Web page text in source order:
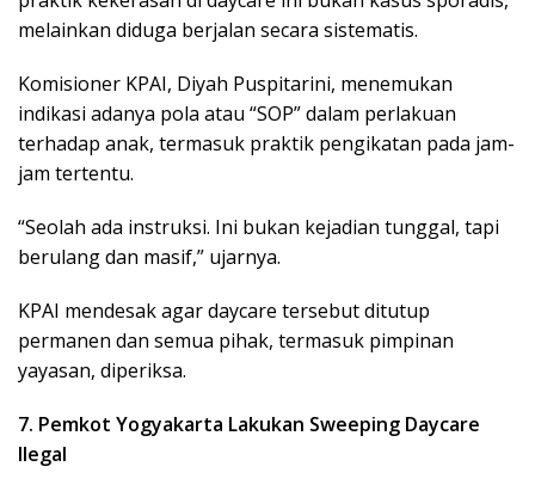
melainkan diduga berjalan secara sistematis.
Komisioner KPAI, Diyah Puspitarini, menemukan
indikasi adanya pola atau “SOP” dalam perlakuan
terhadap anak, termasuk praktik pengikatan pada jam-
jam tertentu.
“Seolah ada instruksi. Ini bukan kejadian tunggal, tapi
berulang dan masif,” ujarnya.
KPAI mendesak agar daycare tersebut ditutup
permanen dan semua pihak, termasuk pimpinan
yayasan, diperiksa.
7. Pemkot Yogyakarta Lakukan Sweeping Daycare
Ilegal